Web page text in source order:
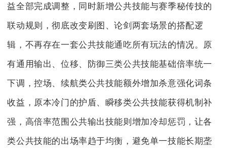
益全部完成调整，同时新增公共技能与赛季秘传技的
联动规则，彻底改变刷图、论剑两套场景的搭配逻
辑，不再存在一套公共技能通吃所有玩法的情况。原
有通用输出、位移、防御三类公共技能基础倍率统一
下调，控场、续航类公共技能额外增加杀意强化词条
收益，原本冷门的护盾、瞬移类公共技能获得机制补
强，高倍率范围公共输出技能则增加冷却惩罚，让各
类公共技能的出场率趋于均衡，避免单一技能长期垄